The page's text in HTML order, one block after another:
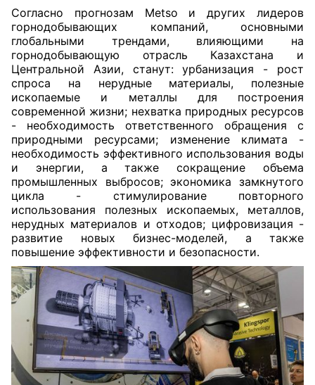
Согласно прогнозам Metso и других лидеров
горнодобывающих компаний, основными
глобальными трендами, влияющими на
горнодобывающую отрасль Казахстана и
Центральной Азии, станут: урбанизация - рост
спроса на нерудные материалы, полезные
ископаемые и металлы для построения
современной жизни; нехватка природных ресурсов
- необходимость ответственного обращения с
природными ресурсами; изменение климата -
необходимость эффективного использования воды
и энергии, а также сокращение объема
промышленных выбросов; экономика замкнутого
цикла - стимулирование повторного
использования полезных ископаемых, металлов,
нерудных материалов и отходов; цифровизация -
развитие новых бизнес-моделей, а также
повышение эффективности и безопасности.